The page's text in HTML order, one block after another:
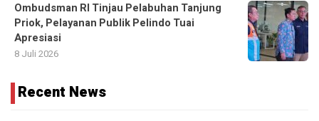
Ombudsman RI Tinjau Pelabuhan Tanjung
Priok, Pelayanan Publik Pelindo Tuai
Apresiasi
8 Juli 2026
Recent News